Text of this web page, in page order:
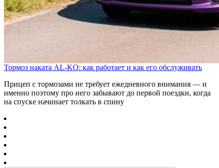
Тормоз наката AL-KO: как работает и как его обслуживать
Прицеп с тормозами не требует ежедневного внимания — и
именно поэтому про него забывают до первой поездки, когда
на спуске начинает толкать в спину